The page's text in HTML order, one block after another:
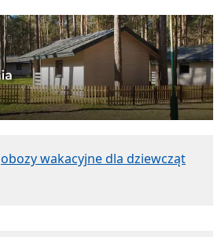
obozy wakacyjne dla dziewcząt